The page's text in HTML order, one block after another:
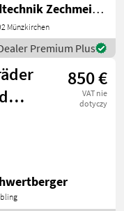
upraw
Obręcze
Landtechnik Zechmeister GmbH & Co KG
Münzkirchen
Premium Plus
850 €
VAT nie
dotyczy